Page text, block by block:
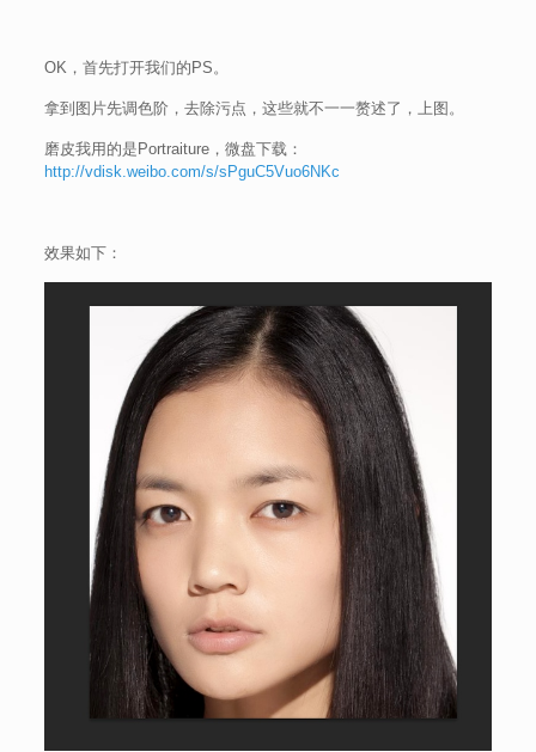
OK，首先打开我们的PS。
拿到图片先调色阶，去除污点，这些就不一一赘述了，上图。
磨皮我用的是Portraiture，微盘下载：
http://vdisk.weibo.com/s/sPguC5Vuo6NKc
效果如下：